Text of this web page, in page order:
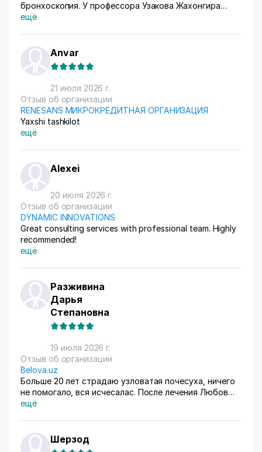
бронхоскопия. У профессора Узакова Жахонгира
Низамовича.
ещё
Anvar
21 июля 2026 г.
Отзыв об организации
RENESANS МИКРОКРЕДИТНАЯ ОРГАНИЗАЦИЯ
Yaxshi tashkilot
ещё
Alexei
20 июля 2026 г.
Отзыв об организации
DYNAMIC INNOVATIONS
Great consulting services with professional team. Highly
recommended!
ещё
Разживина
Дарья
Степановна
19 июля 2026 г.
Отзыв об организации
Belova.uz
Больше 20 лет страдаю узловатая почесуха, ничего
не помогало, вся исчесалас. После лечения Любов
Владимировны 90% болячек ушло, сейчас
ещё
Шерзод